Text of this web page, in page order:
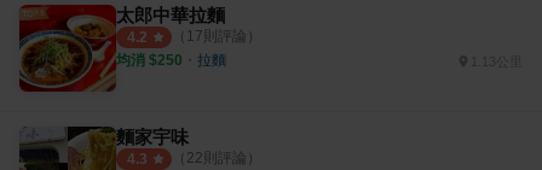
太郎中華拉麵
4.2 （ 17則評論）
均消 $250 ・ 拉麵
麵家宇味
4.3 （ 22則評論）